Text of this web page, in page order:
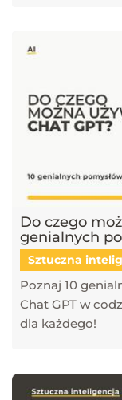
Do czego
genialnych
Sztuczna
Poznaj 10
Chat GPT w
dla każdego!